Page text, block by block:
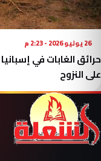
26 يوليو 2026 - 2:23 م
على النزوح